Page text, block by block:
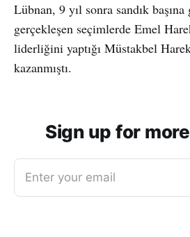
Lübnan, 9 yıl sonra sandık
gerçekleşen seçimlerde Emel
liderliğini yaptığı Müstakbel
kazanmıştı.
Sign up for
Enter your email